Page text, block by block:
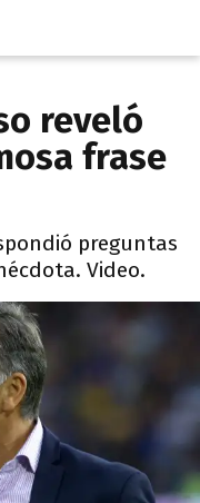
reveló
frase
preguntas
Video.